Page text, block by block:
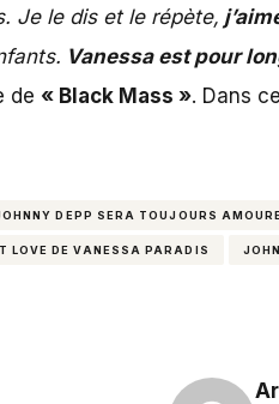
Je le dis et le répète,
Vanessa est pour
de « Black Mass ». Dans
DEPP SERA TOUJOURS
LOVE DE VANESSA PARADIS